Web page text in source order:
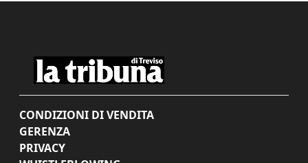
CONDIZIONI DI VENDITA
GERENZA
PRIVACY